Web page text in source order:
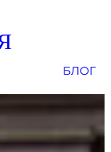
БЛОГ